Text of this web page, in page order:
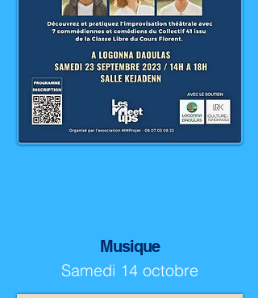
Musique
Samedi 14 octobre